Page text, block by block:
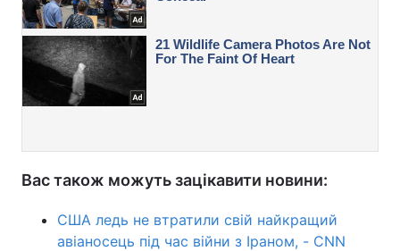
Вас також можуть зацікавити новини:
США ледь не втратили свій найкращий
авіаносець під час війни з Іраном, - CNN